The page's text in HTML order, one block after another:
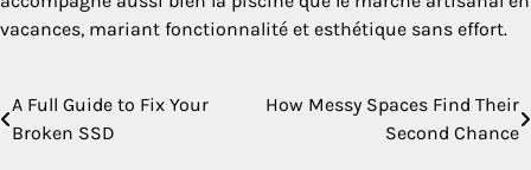
vacances, mariant fonctionnalité et esthétique sans effort.
Post
A Full Guide to Fix Your
Broken SSD
How Messy Spaces Find Their
Second Chance